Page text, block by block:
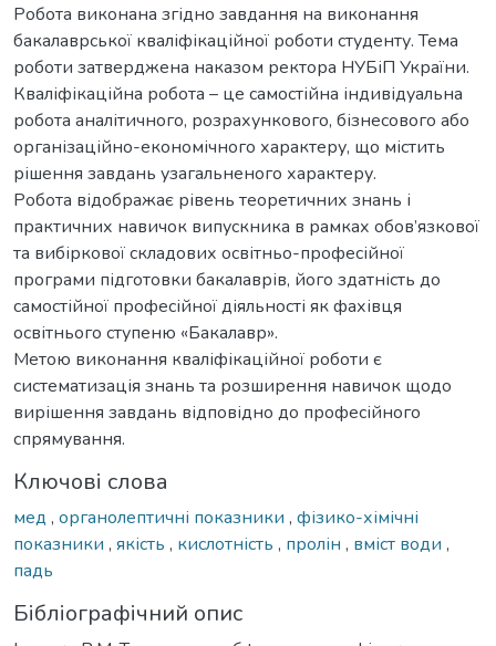
Робота виконана згідно завдання на виконання
бакалаврської кваліфікаційної роботи студенту. Тема
роботи затверджена наказом ректора НУБіП України.
Кваліфікаційна робота – це самостійна індивідуальна
робота аналітичного, розрахункового, бізнесового або
організаційно-економічного характеру, що містить
рішення завдань узагальненого характеру.
Робота відображає рівень теоретичних знань і
практичних навичок випускника в рамках обов’язкової
та вибіркової складових освітньо-професійної
програми підготовки бакалаврів, його здатність до
самостійної професійної діяльності як фахівця
освітнього ступеню «Бакалавр».
Метою виконання кваліфікаційної роботи є
систематизація знань та розширення навичок щодо
вирішення завдань відповідно до професійного
спрямування.
Ключові слова
мед , органолептичні показники , фізико-хімічні
показники , якість , кислотність , пролін , вміст води ,
падь
Бібліографічний опис